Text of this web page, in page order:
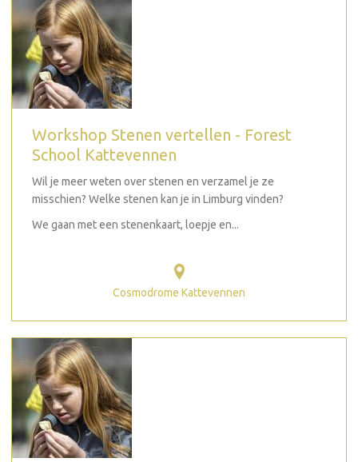
Workshop Stenen vertellen - Forest
School Kattevennen
Wil je meer weten over stenen en verzamel je ze
misschien? Welke stenen kan je in Limburg vinden?
We gaan met een stenenkaart, loepje en...
Cosmodrome Kattevennen